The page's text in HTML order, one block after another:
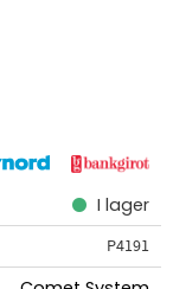
I lager
P4191